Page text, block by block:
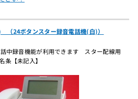
24ボタンスター録音電話機(白)）
中録音機能が利用できます スター配線用
【未記入】